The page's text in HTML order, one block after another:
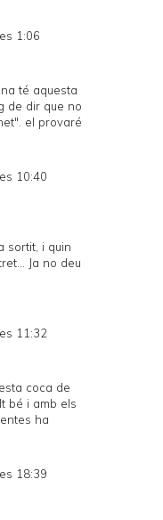
1:06
té aquesta
de dir que no
el provaré
10:40
sortit, i quin
Ja no deu
11:32
coca de
bé i amb els
ha
18:39